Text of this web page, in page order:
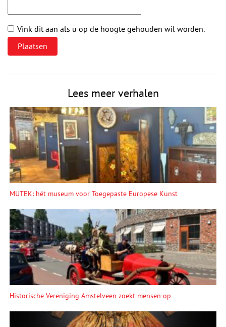
Vink dit aan als u op de hoogte gehouden wil worden.
Lees meer verhalen
MUTEK: hét museum voor Toegepaste Europese Kunst
Historische Vereniging Amstelveen zoekt mensen op